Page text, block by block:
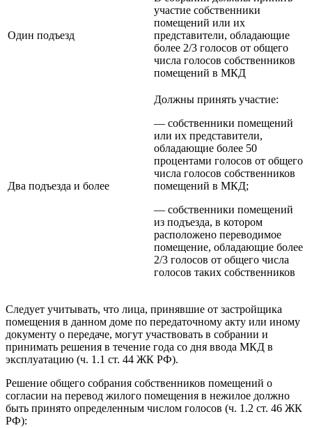
Один подъезд
участие собственники
помещений или их
представители, обладающие
более 2/3 голосов от общего
числа голосов собственников
помещений в МКД
Два подъезда и более
Должны принять участие:
— собственники помещений
или их представители,
обладающие более 50
процентами голосов от общего
числа голосов собственников
помещений в МКД;
— собственники помещений
из подъезда, в котором
расположено переводимое
помещение, обладающие более
2/3 голосов от общего числа
голосов таких собственников
Следует учитывать, что лица, принявшие от застройщика
помещения в данном доме по передаточному акту или иному
документу о передаче, могут участвовать в собрании и
принимать решения в течение года со дня ввода МКД в
эксплуатацию (ч. 1.1 ст. 44 ЖК РФ).
Решение общего собрания собственников помещений о
согласии на перевод жилого помещения в нежилое должно
быть принято определенным числом голосов (ч. 1.2 ст. 46 ЖК
РФ):